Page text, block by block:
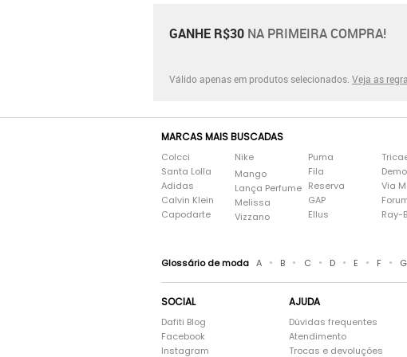
GANHE R$30 NA PRIMEIRA COMPRA!
Válido apenas em produtos selecionados. Veja as
MARCAS MAIS BUSCADAS
Colcci
Santa Lolla
Adidas
Calvin Klein
Capodarte
Nike
Mango
Lança Perfume
Melissa
Vizzano
Puma
Fila
Reserva
GAP
Ellus
Via
Ray-
Glossário de moda A • B • C • D • E • F • G
SOCIAL
Dafiti Blog
Facebook
Instagram
AJUDA
Dúvidas frequentes
Atendimento
Trocas e devoluções